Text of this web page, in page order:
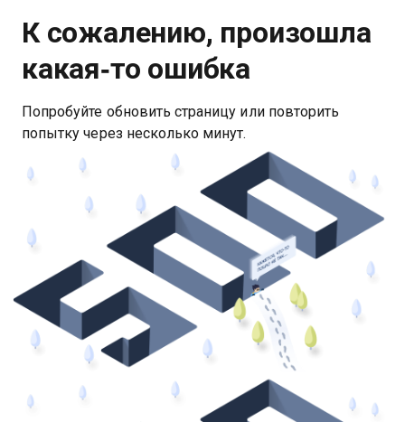
К сожалению, произошла
какая‑то ошибка
Попробуйте обновить страницу или повторить
попытку через несколько минут.